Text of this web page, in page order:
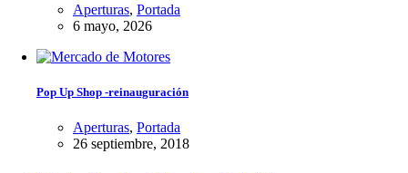
Aperturas, Portada
6 mayo, 2026
Pop Up Shop -reinauguración
Aperturas, Portada
26 septiembre, 2018